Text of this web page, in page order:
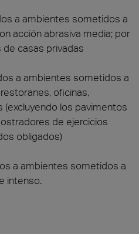
a ambientes sometidos a
acción abrasiva media; por
casas privadas
a ambientes sometidos a
oficinas,
(excluyendo los pavimentos
de ejercicios
obligados)
a ambientes sometidos a
intenso.